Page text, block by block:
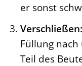
er sonst
Verschließen:
Füllung
Teil des